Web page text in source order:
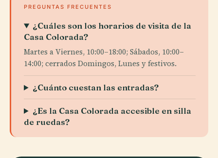
PREGUNTAS FRECUENTES
¿Cuáles son los horarios de visita de la
Casa Colorada?
Martes a Viernes, 10:00–18:00; Sábados, 10:00–
14:00; cerrados Domingos, Lunes y festivos.
¿Cuánto cuestan las entradas?
¿Es la Casa Colorada accesible en silla
de ruedas?